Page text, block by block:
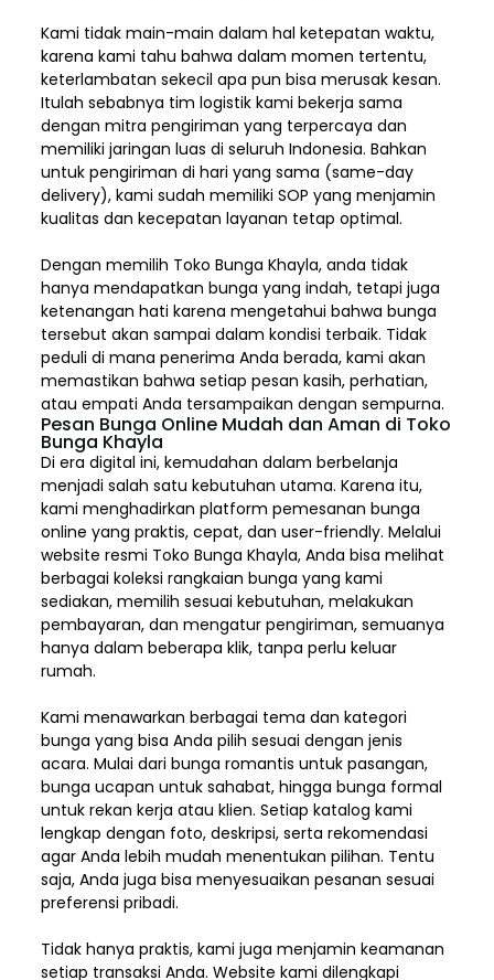
Kami tidak main-main dalam hal ketepatan waktu,
karena kami tahu bahwa dalam momen tertentu,
keterlambatan sekecil apa pun bisa merusak kesan.
Itulah sebabnya tim logistik kami bekerja sama
dengan mitra pengiriman yang terpercaya dan
memiliki jaringan luas di seluruh Indonesia. Bahkan
untuk pengiriman di hari yang sama (same-day
delivery), kami sudah memiliki SOP yang menjamin
kualitas dan kecepatan layanan tetap optimal.
Dengan memilih Toko Bunga Khayla, anda tidak
hanya mendapatkan bunga yang indah, tetapi juga
ketenangan hati karena mengetahui bahwa bunga
tersebut akan sampai dalam kondisi terbaik. Tidak
peduli di mana penerima Anda berada, kami akan
memastikan bahwa setiap pesan kasih, perhatian,
atau empati Anda tersampaikan dengan sempurna.
Pesan Bunga Online Mudah dan Aman di Toko
Bunga Khayla
Di era digital ini, kemudahan dalam berbelanja
menjadi salah satu kebutuhan utama. Karena itu,
kami menghadirkan platform pemesanan bunga
online yang praktis, cepat, dan user-friendly. Melalui
website resmi Toko Bunga Khayla, Anda bisa melihat
berbagai koleksi rangkaian bunga yang kami
sediakan, memilih sesuai kebutuhan, melakukan
pembayaran, dan mengatur pengiriman,semuanya
hanya dalam beberapa klik, tanpa perlu keluar
rumah.
Kami menawarkan berbagai tema dan kategori
bunga yang bisa Anda pilih sesuai dengan jenis
acara. Mulai dari bunga romantis untuk pasangan,
bunga ucapan untuk sahabat, hingga bunga formal
untuk rekan kerja atau klien. Setiap katalog kami
lengkap dengan foto, deskripsi, serta rekomendasi
agar Anda lebih mudah menentukan pilihan. Tentu
saja, Anda juga bisa menyesuaikan pesanan sesuai
preferensi pribadi.
Tidak hanya praktis, kami juga menjamin keamanan
setiap transaksi Anda. Website kami dilengkapi